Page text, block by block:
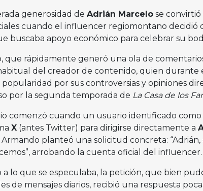
generosidad de Adrián Marcelose convirtió
cuando el influencer regiomontano decidió
buscaba apoyo económico para celebrar su
que rápidamente generó una ola de
del creador de contenido, quien durante
por sus controversias y opiniones
por la segunda temporada de La Casa de los
comenzó cuando un usuario identificado como
X(antes Twitter) para dirigirse directamente a
Armando planteó una solicitud concreta:
arrobando la cuenta oficial del influencer.
a lo que se especulaba, la petición, que bien
de mensajes diarios, recibió una respuesta